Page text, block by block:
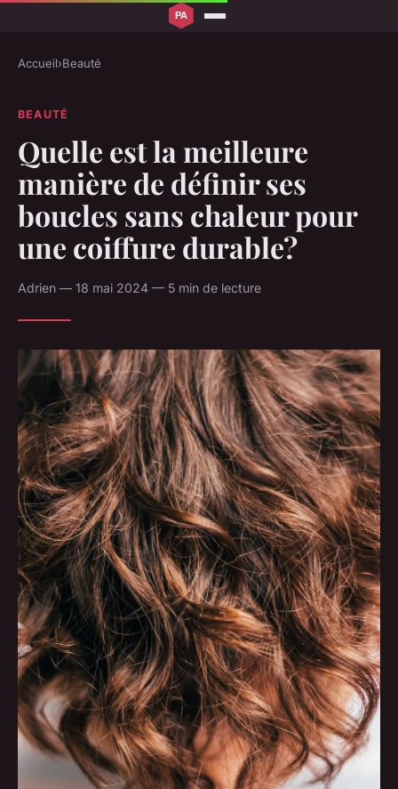
Accueil›Beauté
BEAUTÉ
Quelle est la meilleure
manière de définir ses
boucles sans chaleur pour
une coiffure durable?
Adrien — 18 mai 2024 — 5 min de lecture